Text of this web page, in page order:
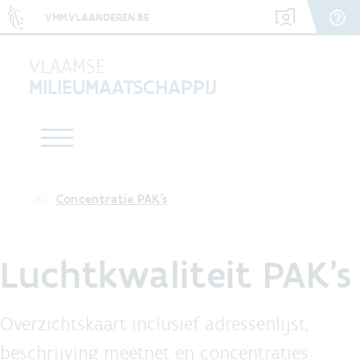
VMM.VLAANDEREN.BE
VLAAMSE
MILIEUMAATSCHAPPIJ
Concentratie PAK's
Luchtkwaliteit PAK's
Overzichtskaart inclusief adressenlijst,
beschrijving meetnet en concentraties